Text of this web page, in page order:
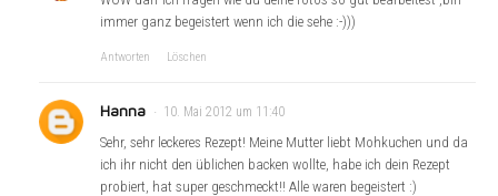
immer ganz begeistert wenn ich die sehe :-)))
Antworten Löschen
Hanna 10. Mai 2012 um 11:40
Sehr, sehr leckeres Rezept! Meine Mutter liebt Mohkuchen und da
ich ihr nicht den üblichen backen wollte, habe ich dein Rezept
probiert, hat super geschmeckt!! Alle waren begeistert :)